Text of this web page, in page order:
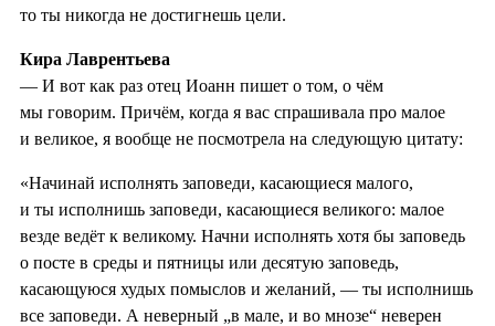
то ты никогда не достигнешь цели.
Кира Лаврентьева
— И вот как раз отец Иоанн пишет о том, о чём
мы говорим. Причём, когда я вас спрашивала про малое
и великое, я вообще не посмотрела на следующую цитату:
«Начинай исполнять заповеди, касающиеся малого,
и ты исполнишь заповеди, касающиеся великого: малое
везде ведёт к великому. Начни исполнять хотя бы заповедь
о посте в среды и пятницы или десятую заповедь,
касающуюся худых помыслов и желаний, — ты исполнишь
все заповеди. А неверный „в мале, и во мнозе“ неверен